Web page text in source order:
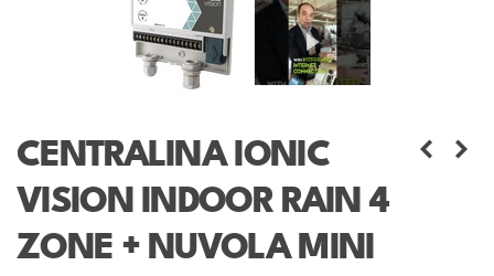
CENTRALINA IONIC
VISION INDOOR RAIN 4
ZONE + NUVOLA MINI